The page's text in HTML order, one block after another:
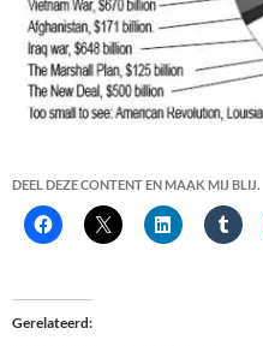
DEEL DEZE CONTENT EN MAAK MIJ BLIJ.
Gerelateerd